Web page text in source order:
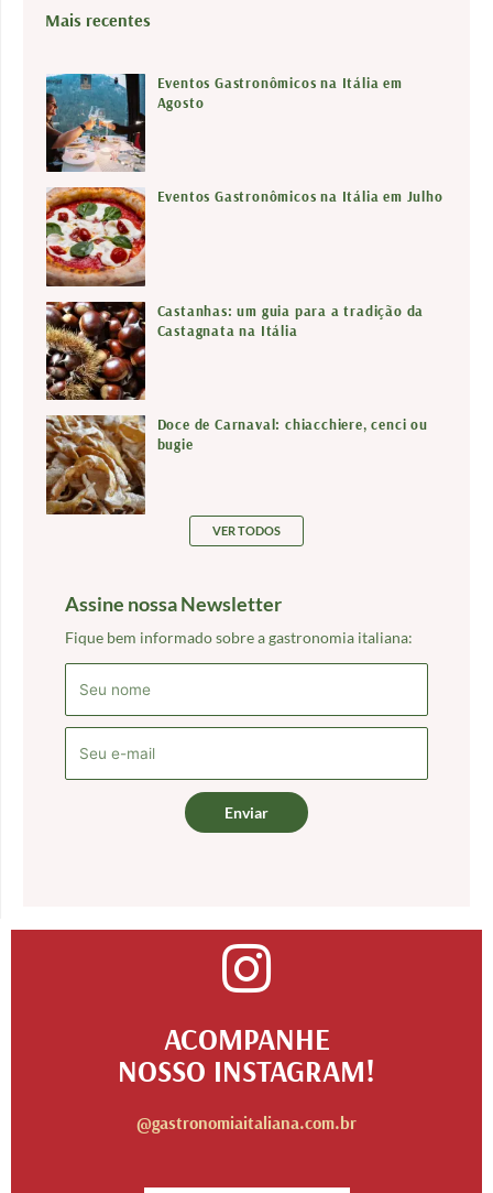
q
i
s
a
r
Mais recentes
Eventos Gastronômicos na Itália em
Agosto
Eventos Gastronômicos na Itália em Julho
Castanhas: um guia para a tradição da
Castagnata na Itália
Doce de Carnaval: chiacchiere, cenci ou
bugie
VER TODOS
Assine nossa Newsletter
Fique bem informado sobre a gastronomia italiana:
Enviar
ACOMPANHE
NOSSO INSTAGRAM!
@gastronomiaitaliana.com.br